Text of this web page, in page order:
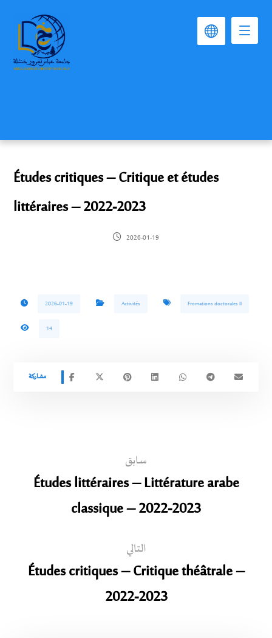
Études critiques – Critique et études
littéraires – 2022-2023
2026-01-19
2026-01-19 Activités Fromations doctorales ll
14
سابق
Études littéraires – Littérature arabe
classique – 2022-2023
التالي
Études critiques – Critique théâtrale –
2022-2023